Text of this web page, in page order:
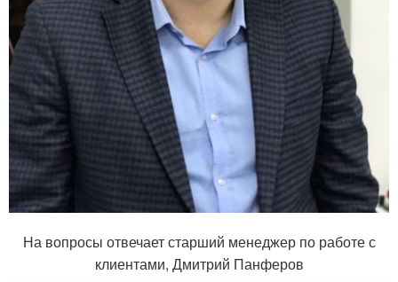
Сканирование двух каналов (Dual
Watch)..........................есть
Быстрая настройка на аварийный канал.............есть
Режим няни (Baby Sitter)......................................есть
Звук при нажатии кнопок....................................есть
Программирование с компьютера.........................есть
Копирование настроек между рациями.................есть
На вопросы отвечает старший менеджер по работе с
клиентами, Дмитрий Панферов